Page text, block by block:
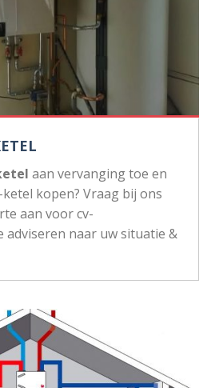
aan vervanging toe en
kopen? Vraag bij ons
aan voor cv-
adviseren naar uw situatie &